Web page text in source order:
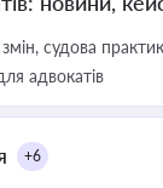
судова
адвокатів
+6